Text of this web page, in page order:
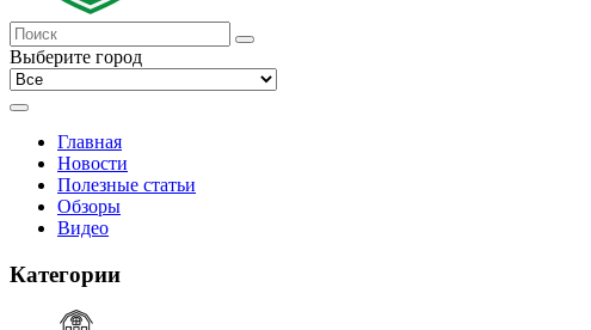
Выберите город
Главная
Новости
Полезные статьи
Обзоры
Видео
Категории